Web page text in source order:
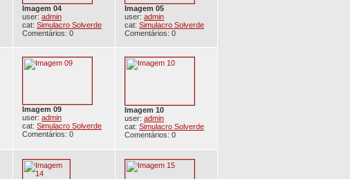
Imagem 04
user: admin
cat: Simulacro Solverde
Comentários: 0
Imagem 05
user: admin
cat: Simulacro Solverde
Comentários: 0
Imagem 09
user: admin
cat: Simulacro Solverde
Comentários: 0
Imagem 10
user: admin
cat: Simulacro Solverde
Comentários: 0